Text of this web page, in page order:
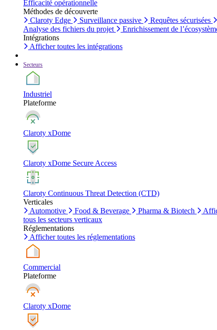
Efficacité opérationnelle
Méthodes de découverte
Claroty Edge
Surveillance passive
Requêtes sécurisées
Analyse des fichiers du projet
Enrichissement de
Intégrations
Afficher toutes les intégrations
Secteurs
Industriel
Plateforme
Claroty xDome
Claroty xDome Secure Access
Claroty Continuous Threat Detection (CTD)
Verticales
Automotive
Food & Beverage Pharma & Biotech
tous les secteurs verticaux
Réglementations
Afficher toutes les réglementations
Commercial
Plateforme
Claroty xDome